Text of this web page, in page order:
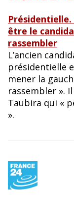
être le
rassembler
L’ancien
présidentielle
mener la
rassembler ».
Taubira qui «
».